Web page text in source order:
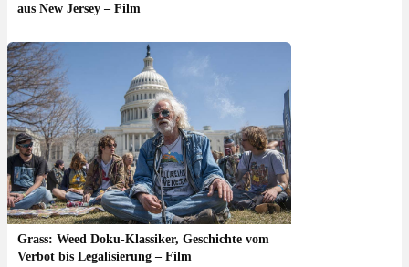
aus New Jersey – Film
Grass: Weed Doku-Klassiker, Geschichte vom
Verbot bis Legalisierung – Film